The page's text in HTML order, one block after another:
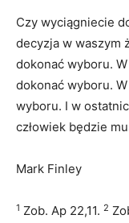
Czy wyciągniecie
decyzja w waszym
dokonać wyboru.
dokonać wyboru.
wyboru. I w
człowiek będzie
Mark Finley
1 Zob. Ap 22,11. 2